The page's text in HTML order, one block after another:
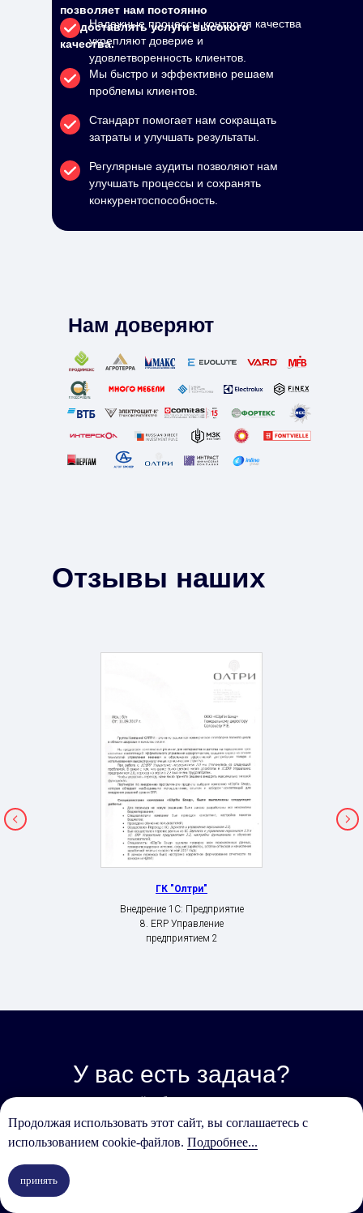
позволяет нам постоянно
предоставлять услуги высокого
качества.
Надежные процессы контроля качества
укрепляют доверие и
удовлетворенность клиентов.
Мы быстро и эффективно решаем
проблемы клиентов.
Стандарт помогает нам сокращать
затраты и улучшать результаты.
Регулярные аудиты позволяют нам
улучшать процессы и сохранять
конкурентоспособность.
Нам доверяют
Отзывы наших
ГК "Олтри"
Внедрение 1С: Предприятие
8. ERP Управление
предприятием 2
У вас есть задача?
Мы готовы её обсудить и предложить
лучшее решение!
Продолжая использовать этот сайт, вы соглашаетесь с
использованием cookie-файлов. Подробнее...
принять